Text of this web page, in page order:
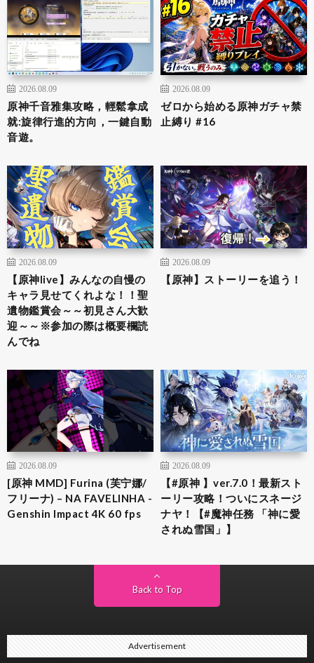
2026.08.09
原神千音雅集攻略，輕鬆拿成
就:旋律行進的方向，一鍵自動
音遊。
2026.08.09
ゼロから始める原神ガチャ禁
止縛り #16
2026.08.09
【原神live】みんなの自慢の
キャラ見せてくれよな！！聖
遺物鑑賞会～～初見さん大歓
迎～～※参加の際は概要欄読
んでね
2026.08.09
【原神】ストーリーを追う！
2026.08.09
[原神 MMD] Furina (芙宁娜/
フリーナ) – NA FAVELINHA -
Genshin Impact 4K 60 fps
2026.08.09
【#原神 】ver.7.0！最新スト
ーリー攻略！ついにスネージ
ナヤ！【#魔神任務 「神に愛
されぬ雪国」】
Back to Top
Advertisement